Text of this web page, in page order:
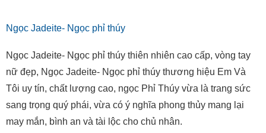
Ngọc Jadeite- Ngọc phỉ thúy
Ngọc Jadeite- Ngọc phỉ thúy thiên nhiên cao cấp, vòng tay
nữ đẹp, Ngọc Jadeite- Ngọc phỉ thúy thương hiệu Em Và
Tôi uy tín, chất lượng cao, ngọc Phỉ Thúy vừa là trang sức
sang trọng quý phái, vừa có ý nghĩa phong thủy mang lại
may mắn, bình an và tài lộc cho chủ nhân.